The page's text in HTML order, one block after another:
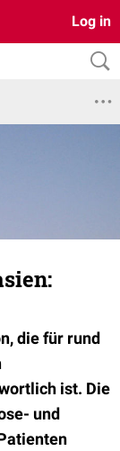
Log in
die für rund
ist. Die
und